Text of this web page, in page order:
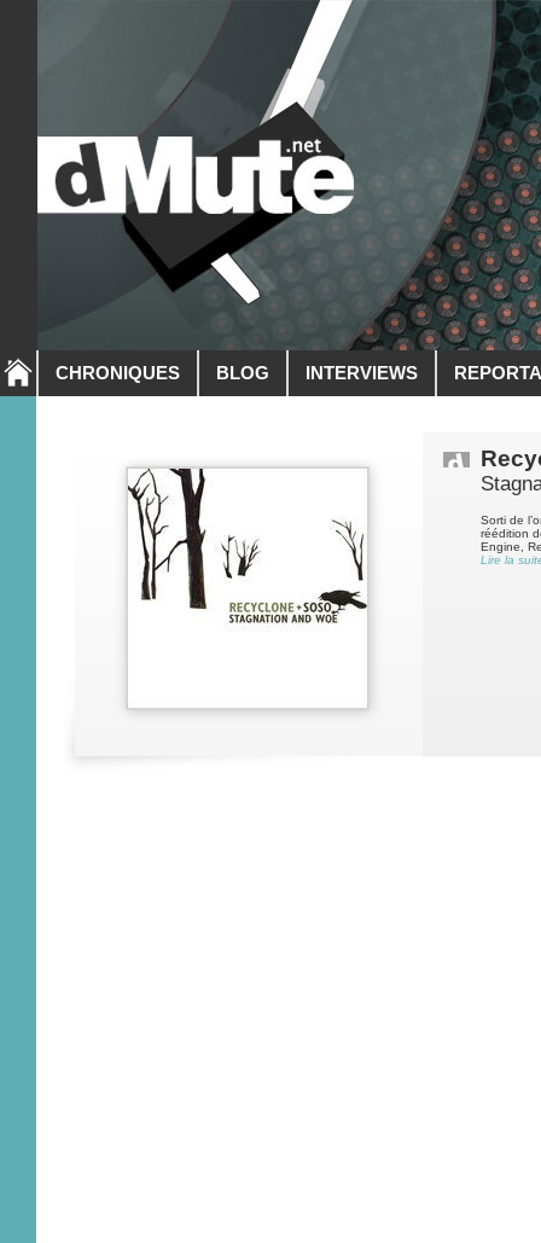
CHRONIQUES BLOG INTERVIEWS
Sorti de
réédition
Engine,
Lire la